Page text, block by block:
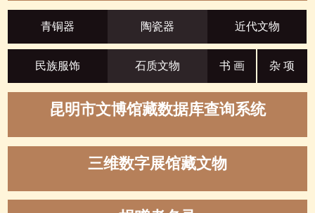
青铜器 陶瓷器 近代文物
民族服饰 石质文物 书 画 杂 项
昆明市文博馆藏数据库查询系统
三维数字展馆藏文物